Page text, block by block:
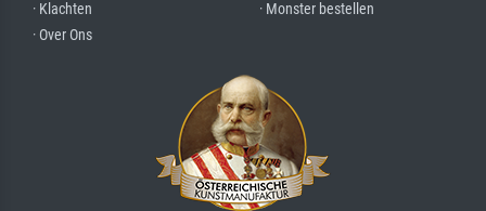
· Klachten
· Over Ons
· Monster bestellen